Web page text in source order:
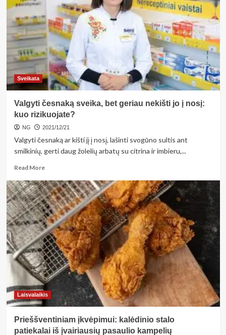
Sveikata
Valgyti česnaką sveika, bet geriau nekišti jo į nosį:
kuo rizikuojate?
NG 2021/12/21
Valgyti česnaką ar kišti jį į nosį, lašinti svogūno sultis ant
smilkinių, gerti daug žolelių arbatų su citrina ir imbieru,...
Read MoreRead
about
Valgyti
česnaką
sveika,
bet
geriau
nekišti
jo
į
nosį:
kuo
rizikuojate?
Laisvalaikis
Prieššventiniam įkvėpimui: kalėdinio stalo
patiekalai iš įvairiausių pasaulio kampelių